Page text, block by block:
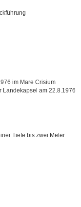
im Mare Crisium
Landekapsel am 22.8.1976
Tiefe bis zwei Meter